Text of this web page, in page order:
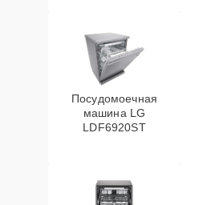
Посудомоечная
машина LG
LDF6920ST